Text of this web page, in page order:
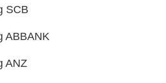
SCB
ABBANK
ANZ